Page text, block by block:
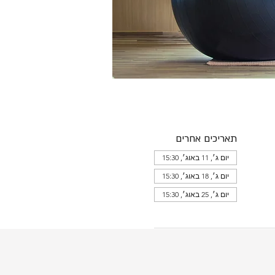
תאריכים אחרים
יום ג׳, 11 באוג׳, 15:30
יום ג׳, 18 באוג׳, 15:30
יום ג׳, 25 באוג׳, 15:30